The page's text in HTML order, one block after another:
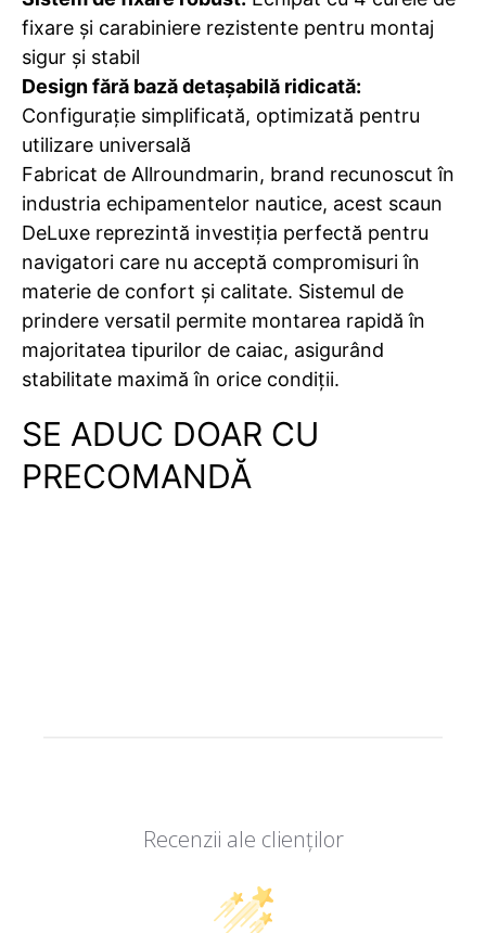
fixare și carabiniere rezistente pentru montaj
sigur și stabil
Design fără bază detașabilă ridicată:
Configurație simplificată, optimizată pentru
utilizare universală
Fabricat de Allroundmarin, brand recunoscut în
industria echipamentelor nautice, acest scaun
DeLuxe reprezintă investiția perfectă pentru
navigatori care nu acceptă compromisuri în
materie de confort și calitate. Sistemul de
prindere versatil permite montarea rapidă în
majoritatea tipurilor de caiac, asigurând
stabilitate maximă în orice condiții.
SE ADUC DOAR CU
PRECOMANDĂ
Recenzii ale clienților